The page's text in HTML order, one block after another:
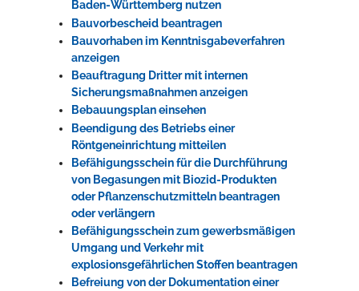
Baden-Württemberg nutzen
Bauvorbescheid beantragen
Bauvorhaben im Kenntnisgabeverfahren
anzeigen
Beauftragung Dritter mit internen
Sicherungsmaßnahmen anzeigen
Bebauungsplan einsehen
Beendigung des Betriebs einer
Röntgeneinrichtung mitteilen
Befähigungsschein für die Durchführung
von Begasungen mit Biozid-Produkten
oder Pflanzenschutzmitteln beantragen
oder verlängern
Befähigungsschein zum gewerbsmäßigen
Umgang und Verkehr mit
explosionsgefährlichen Stoffen beantragen
Befreiung von der Dokumentation einer